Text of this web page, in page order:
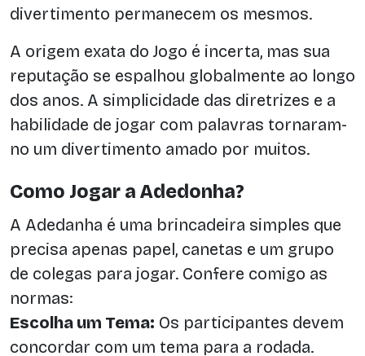
divertimento permanecem os mesmos.
A origem exata do Jogo é incerta, mas sua
reputação se espalhou globalmente ao longo
dos anos. A simplicidade das diretrizes e a
habilidade de jogar com palavras tornaram-
no um divertimento amado por muitos.
Como Jogar a Adedonha?
A Adedanha é uma brincadeira simples que
precisa apenas papel, canetas e um grupo
de colegas para jogar. Confere comigo as
normas:
Escolha um Tema: Os participantes devem
concordar com um tema para a rodada.